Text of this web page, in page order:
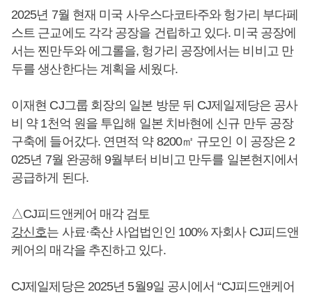
2025년 7월 현재 미국 사우스다코타주와 헝가리 부다페
스트 근교에도 각각 공장을 건립하고 있다. 미국 공장에
서는 찐만두와 에그롤을, 헝가리 공장에서는 비비고 만
두를 생산한다는 계획을 세웠다.
이재현 CJ그룹 회장의 일본 방문 뒤 CJ제일제당은 공사
비 약 1천억 원을 투입해 일본 치바현에 신규 만두 공장
구축에 들어갔다. 연면적 약 8200㎡ 규모인 이 공장은 2
025년 7월 완공해 9월부터 비비고 만두를 일본현지에서
공급하게 된다.
△CJ피드앤케어 매각 검토
강신호는 사료·축산 사업법인인 100% 자회사 CJ피드앤
케어의 매각을 추진하고 있다.
CJ제일제당은 2025년 5월9일 공시에서 “CJ피드앤케어